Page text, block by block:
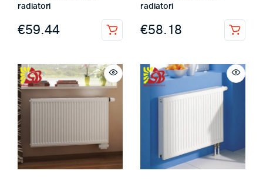
radiatori
€59.44
radiatori
€58.18